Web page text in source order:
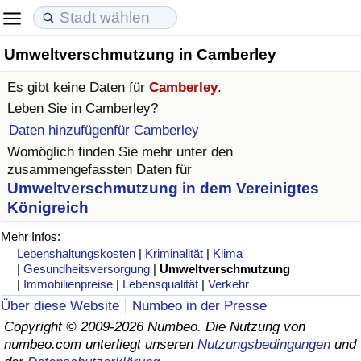
Umweltverschmutzung in Camberley
Es gibt keine Daten für Camberley.
Leben Sie in Camberley?
Daten hinzufügenfür Camberley
Womöglich finden Sie mehr unter den
zusammengefassten Daten für
Umweltverschmutzung in dem Vereinigtes
Königreich
Mehr Infos:
Lebenshaltungskosten | Kriminalität | Klima
|Gesundheitsversorgung |Umweltverschmutzung
| Immobilienpreise | Lebensqualität |Verkehr
Über diese Website
Numbeo in der Presse
Copyright © 2009-2026 Numbeo. Die Nutzung von
numbeo.com unterliegt unseren Nutzungsbedingungen und
Lebenshaltungskosten
Lebenshaltungskosten-Index (aktuell)
Lebenshaltungskosten-Index
Lebenshaltungskosten-Index nach Land
in Akaba
Immobilienpreise
Immobilienpreis-Index (aktuell)
Immobilienpreis-Index
Immobilienpreis-Index nach Land
Lebensqualität
Lebensqualität-Index
Lebensqualität-Index (aktuell)
Lebensqualitätsindex nach Land
Kriminalität
Kriminalitäts-Index (aktuell)
Kriminalitäts-Index
Kriminalitätsindex nach Land